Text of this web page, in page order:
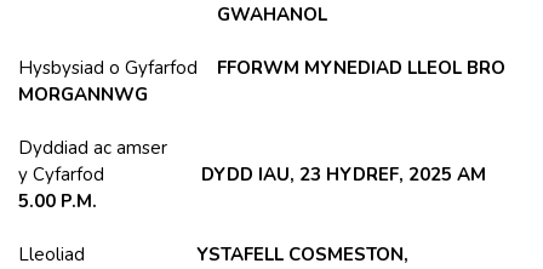
GWAHANOL
Hysbysiad o Gyfarfod
FFORWM MYNEDIAD LLEOL BRO
MORGANNWG
Dyddiad ac amser
y Cyfarfod DYDD IAU, 23 HYDREF, 2025 AM
5.00 P.M.
Lleoliad YSTAFELL COSMESTON,